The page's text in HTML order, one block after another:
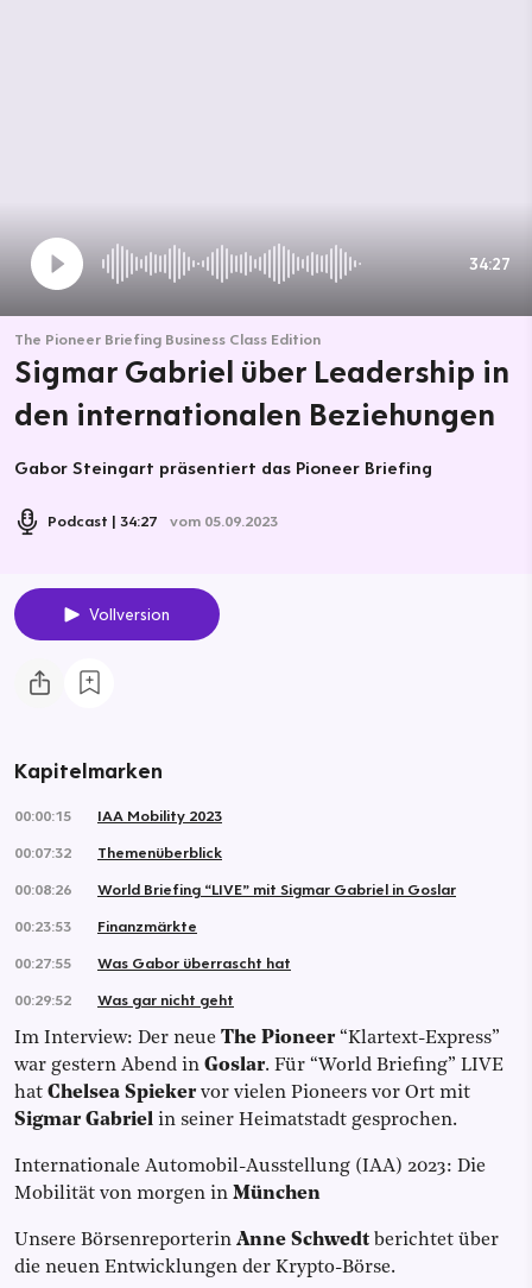
34:27
The Pioneer Briefing Business Class Edition
Sigmar Gabriel über Leadership in
den internationalen Beziehungen
Gabor Steingart präsentiert das Pioneer Briefing
Podcast 34:27 vom 05.09.2023
Vollversion
Kapitelmarken
00:00:15
IAA Mobility 2023
00:07:32
Themenüberblick
00:08:26
World Briefing “LIVE” mit Sigmar Gabriel in Goslar
00:23:53
Finanzmärkte
00:27:55
Was Gabor überrascht hat
00:29:52
Was gar nicht geht
Im Interview: Der neue The Pioneer“Klartext-Express”
war gestern Abend in Goslar. Für “World Briefing” LIVE
hat Chelsea Spiekervor vielen Pioneers vor Ort mit
Sigmar Gabriel in seiner Heimatstadt gesprochen.
Internationale Automobil-Ausstellung (IAA) 2023: Die
Mobilität von morgen in München
Unsere Börsenreporterin Anne Schwedt berichtet über
die neuen Entwicklungen der Krypto-Börse.